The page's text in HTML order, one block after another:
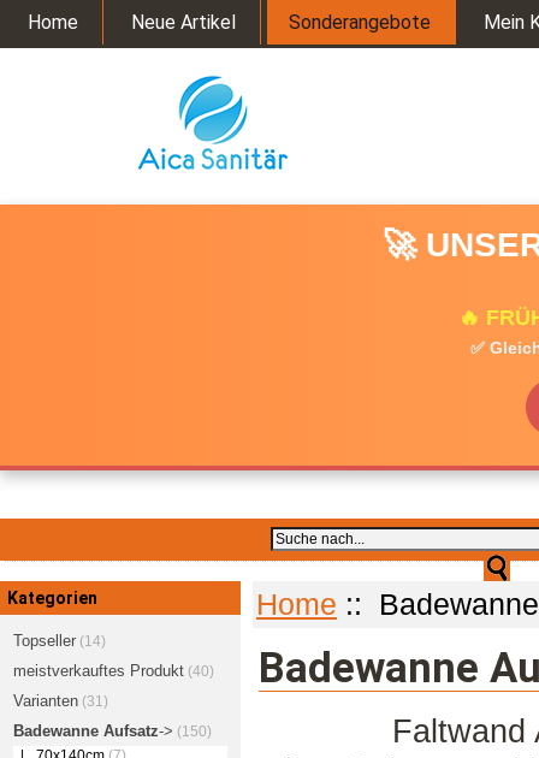
🚀
🔥
✅
Home Neue Artikel Sonderangebote Mein
Kategorien
Topseller(14)
meistverkauftes Produkt(40)
Varianten(31)
Badewanne Aufsatz-> (150)
Home ::
Badewanne
Faltwand